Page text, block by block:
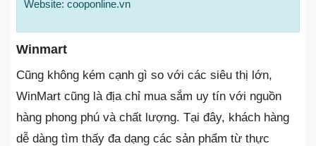
Website: cooponline.vn
Winmart
Cũng không kém cạnh gì so với các siêu thị lớn,
WinMart cũng là địa chỉ mua sắm uy tín với nguồn
hàng phong phú và chất lượng. Tại đây, khách hàng
dễ dàng tìm thấy đa dạng các sản phẩm từ thực